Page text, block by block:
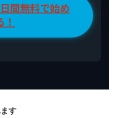
間無料で始め
！
す